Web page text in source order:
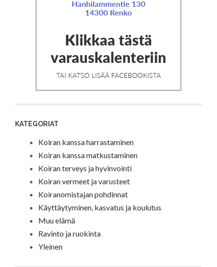
KATEGORIAT
Koiran kanssa harrastaminen
Koiran kanssa matkustaminen
Koiran terveys ja hyvinvointi
Koiran vermeet ja varusteet
Koiranomistajan pohdinnat
Käyttäytyminen, kasvatus ja koulutus
Muu elämä
Ravinto ja ruokinta
Yleinen